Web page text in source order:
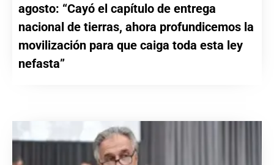
agosto: “Cayó el capítulo de entrega
nacional de tierras, ahora profundicemos la
movilización para que caiga toda esta ley
nefasta”